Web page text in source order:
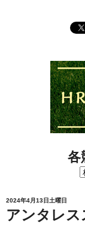
各
2024年4月13日土曜日
アンタレ